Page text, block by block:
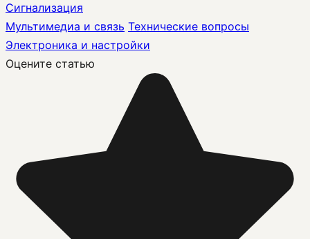
Сигнализация
Мультимедиа и связь Технические вопросы
Электроника и настройки
Оцените статью